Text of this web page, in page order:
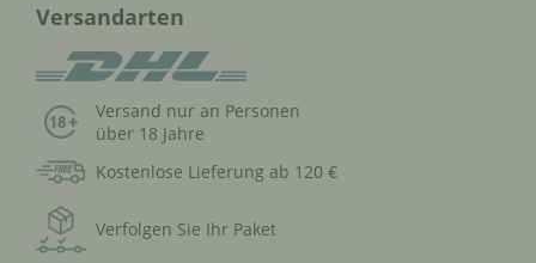
Versandarten
Versand nur an Personen
über 18 Jahre
Kostenlose Lieferung ab 120 €
Verfolgen Sie Ihr Paket